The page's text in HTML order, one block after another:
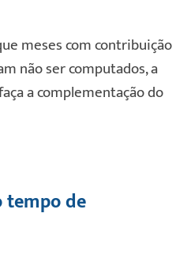
meses com contribuição
não ser computados, a
a complementação do
tempo de